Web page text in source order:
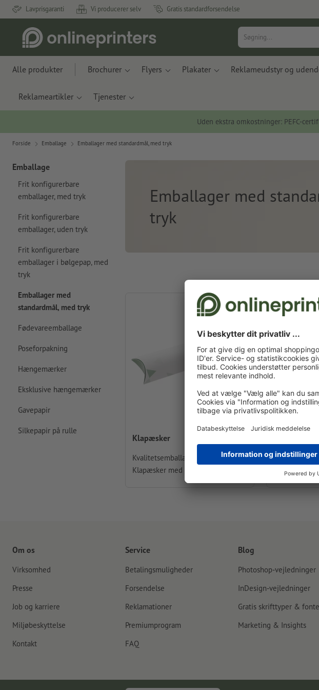
Lavprisgaranti Vi producerer selv Gratis standardforsendelse
Alle produkter Brochurer Flyers Plakater Reklameudstyr og
Reklameartikler Tjenester
Uden ekstra omkostninger: PEFC-
Forside Emballage Emballager med standardmål, med tryk
Emballage
Frit konfigurerbare
emballager, med tryk
Frit konfigurerbare
emballager, uden tryk
Frit konfigurerbare
emballager i bølgepap, med
tryk
Emballager med
standardmål, med tryk
Fødevareemballage
Poseforpakning
Hængemærker
Eksklusive hængemærker
Gavepapir
Silkepapir på rulle
Emballager med
tryk
Klapæsker
Kvalitetsemballage til små gaver:
Klapæsker med åbninger i siden.
Giv olie-, vin-
stilfuld
Om os
Virksomhed
Presse
Job og karriere
Miljøbeskyttelse
Kontakt
Service
Betalingsmuligheder
Forsendelse
Reklamationer
Premiumprogram
FAQ
Blog
Photoshop-vejledninger
InDesign-vejledninger
Gratis skrifttyper & fonte
Marketing & Insights